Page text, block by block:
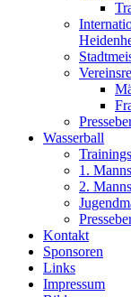
Wasserball
1.
2.
Kontakt
Sponsoren
Links
Impressum